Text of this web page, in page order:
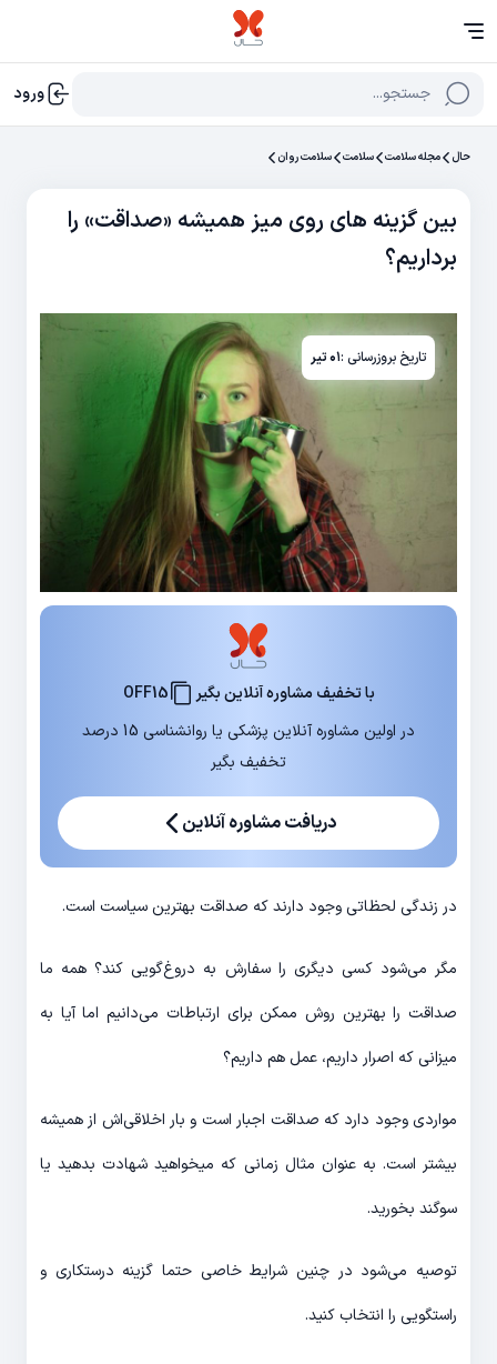
جستجو... ورود
حال مجله سلامت سلامت سلامت روان
بین گزینه‌ های روی میز همیشه «صداقت» را
برداریم؟
تاریخ بروزرسانی :۰۱ تیر
با تخفیف مشاوره آنلاین بگیر
OFF15
در اولین مشاوره آنلاین پزشکی یا روانشناسی 15 درصد
تخفیف بگیر
دریافت مشاوره آنلاین
در زندگی لحظاتی وجود دارند که صداقت بهترین سیاست است.
مگر می‌شود کسی دیگری را سفارش به درو‌غ‌گویی کند؟ همه ما
صداقت را بهترین روش ممکن برای ارتباطات می‌دانیم اما آیا به
میزانی که اصرار داریم، عمل هم داریم؟
مواردی وجود دارد که صداقت اجبار است و بار اخلاقی‌اش از همیشه
بیشتر است. به عنوان مثال زمانی که میخواهید شهادت بدهید یا
سوگند بخورید.
توصیه می‌شود در چنین شرایط خاصی حتما گزینه درستکاری و
راستگویی را انتخاب کنید.